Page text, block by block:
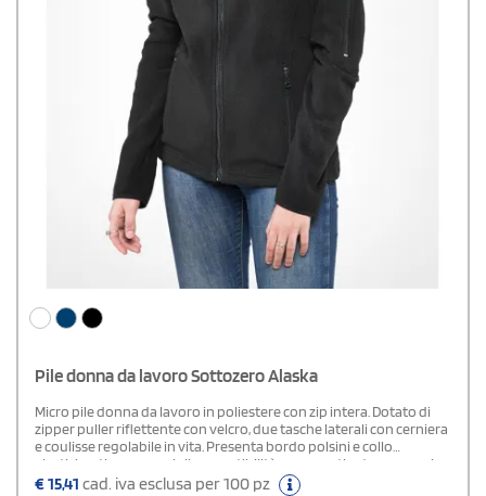
Pile donna da lavoro Sottozero Alaska
Micro pile donna da lavoro in poliestere con zip intera. Dotato di
zipper puller riflettente con velcro, due tasche laterali con cerniera
e coulisse regolabile in vita. Presenta bordo polsini e collo
elasticizzati per una migliore vestibilità e una pratica tasca con zip
sulla manica sinistra.
€15,41 cad. iva esclusa per 100 pz